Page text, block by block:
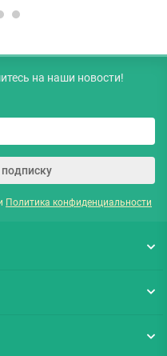
на наши новости!
Политика конфиденциальности